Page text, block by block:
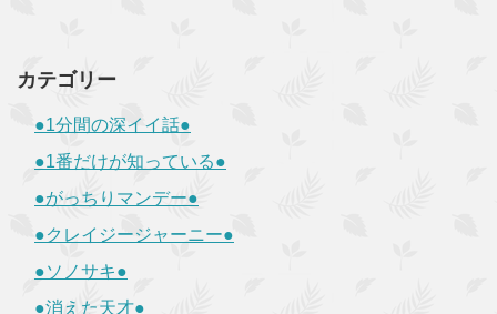
カテゴリー
●1分間の深イイ話●
●1番だけが知っている●
●がっちりマンデー●
●クレイジージャーニー●
●ソノサキ●
●消えた天才●